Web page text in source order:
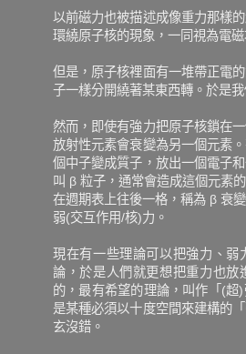
以前磁力也被描述成像重力那樣
環繞原子核的現象，一同視為電
但是，原子核裡面有一堆帶正電
子一樣分開繞著某東西轉。於是
然而，即使有強力把原子核鎖在
放射性元素會衰變為另一個元素
個中子變成質子，放出一個電子
叫 β 粒子，通常會造成這個元素
在週期表上往後一格，稱為 β 衰
弱(交互作用/核)力。
現在有一些理論可以把強力、弱
論，於是人們就更想把重力也放
的，最有希望的理論，叫作「(超
是某種必須以十度空間來建構的
玄沒錯。